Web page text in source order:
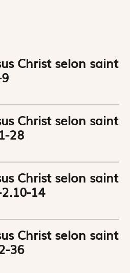
Christ selon saint
Christ selon saint
28
Christ selon saint
14
Christ selon saint
36